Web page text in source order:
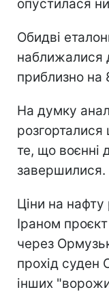
опустилася
Обидві
наближалися
приблизно на
На думку
те, що воєнні
завершилися.
Ціни на
Іраном
через
прохід суден
інших